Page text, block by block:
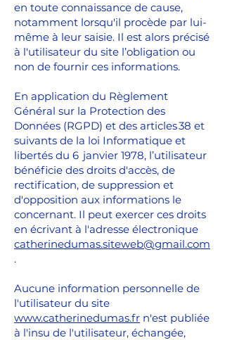
en toute connaissance de cause,
notamment lorsqu'il procède par lui-
même à leur saisie. Il est alors précisé
à l'utilisateur du site l’obligation ou
non de fournir ces informations.
En application du Règlement
Général sur la Protection des
Données (RGPD) et des articles 38 et
suivants de la loi Informatique et
libertés du 6 janvier 1978, l’utilisateur
bénéficie des droits d'accès, de
rectification, de suppression et
d'opposition aux informations le
concernant. Il peut exercer ces droits
en écrivant à l'adresse électronique
catherinedumas.siteweb@gmail.com
.
Aucune information personnelle de
l'utilisateur du site
www.catherinedumas.fr n'est publiée
à l'insu de l'utilisateur, échangée,